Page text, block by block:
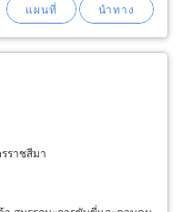
ราชสีมา